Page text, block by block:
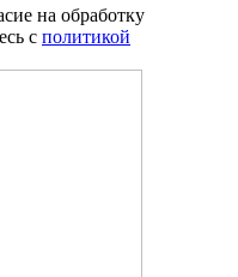
на обработку
с политикой